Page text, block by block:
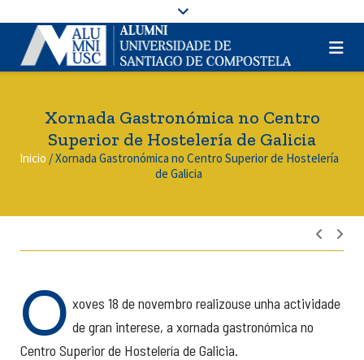
Xornada Gastronómica no Centro
Superior de Hostelería de Galicia
Inicio /Xornada Gastronómica no Centro Superior de Hostelería
de Galicia
de
O xoves 18 de novembro realizouse unha actividade
de gran interese, a xornada gastronómica no
Centro Superior de Hostelería de Galicia.